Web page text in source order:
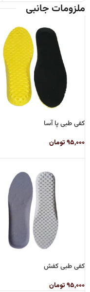
ملزومات جانبی
کفی طبی پا آسا
۹۵,۰۰۰تومان
کفی طبی کفش
۹۵,۰۰۰تومان